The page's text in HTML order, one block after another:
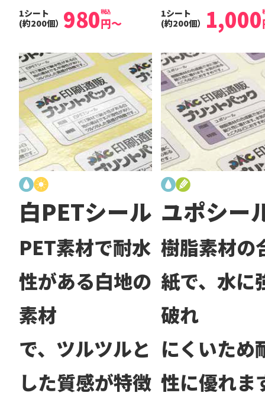
1シート
(約200個） 980円
税込
～
1シート
(約200個） 1,000
白PETシール
PET素材で耐水
性がある白地の
素材
で、ツルツルと
した質感が特徴
ユポシー
樹脂素材の
紙で、水に
破れ
にくいため
性に優れま